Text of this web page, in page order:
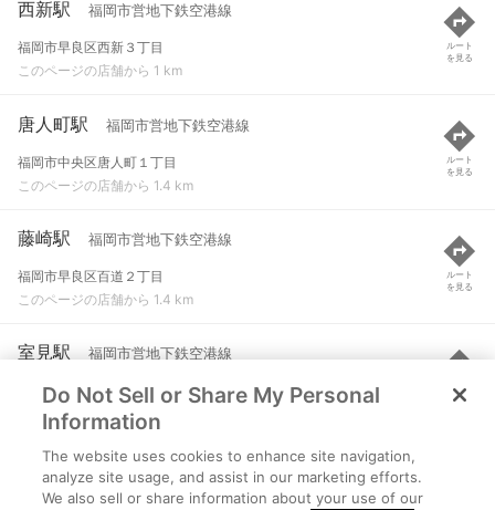
西新駅 福岡市営地下鉄空港線
福岡市早良区西新３丁目
このページの店舗から 1 km
ルート
を見る
唐人町駅 福岡市営地下鉄空港線
福岡市中央区唐人町１丁目
このページの店舗から 1.4 km
ルート
を見る
藤崎駅 福岡市営地下鉄空港線
福岡市早良区百道２丁目
このページの店舗から 1.4 km
ルート
を見る
室見駅 福岡市営地下鉄空港線
福岡市早良区室見１丁目
このページの店舗から 1.9 km
ルート
を見る
大濠公園駅 福岡市営地下鉄空港線
福岡市中央区大手門１丁目
Do Not Sell or Share My Personal
Information
The website uses cookies to enhance site navigation,
analyze site usage, and assist in our marketing efforts.
We also sell or share information about your use of our